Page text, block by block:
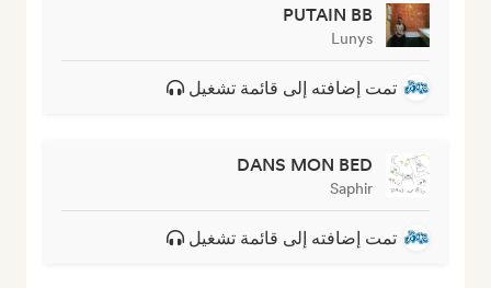
PUTAIN BB
Lunys
تمت إضافته إلى قائمة تشغيل
DANS MON BED
Saphir
تمت إضافته إلى قائمة تشغيل